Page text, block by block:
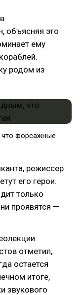
объясняя это
ему
родом из
форсажные
режиссер
его герои.
только
проявятся —
отметил,
остается
итоге,
звукового